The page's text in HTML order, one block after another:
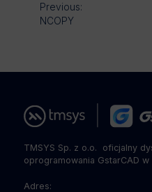
Previous:
NCOPY
TMSYS Sp. z o.o. ­ oficjalny
oprogramowania GstarCAD w
Adres: